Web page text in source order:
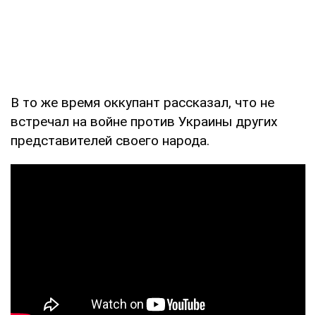
В то же время оккупант рассказал, что не
встречал на войне против Украины других
представителей своего народа.